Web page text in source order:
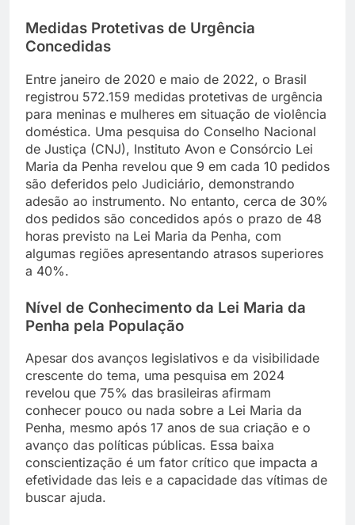
Medidas Protetivas de Urgência
Concedidas
Entre janeiro de 2020 e maio de 2022, o Brasil
registrou 572.159 medidas protetivas de urgência
para meninas e mulheres em situação de violência
doméstica. Uma pesquisa do Conselho Nacional
de Justiça (CNJ), Instituto Avon e Consórcio Lei
Maria da Penha revelou que 9 em cada 10 pedidos
são deferidos pelo Judiciário, demonstrando
adesão ao instrumento. No entanto, cerca de 30%
dos pedidos são concedidos após o prazo de 48
horas previsto na Lei Maria da Penha, com
algumas regiões apresentando atrasos superiores
a 40%.
Nível de Conhecimento da Lei Maria da
Penha pela População
Apesar dos avanços legislativos e da visibilidade
crescente do tema, uma pesquisa em 2024
revelou que 75% das brasileiras afirmam
conhecer pouco ou nada sobre a Lei Maria da
Penha, mesmo após 17 anos de sua criação e o
avanço das políticas públicas. Essa baixa
conscientização é um fator crítico que impacta a
efetividade das leis e a capacidade das vítimas de
buscar ajuda.